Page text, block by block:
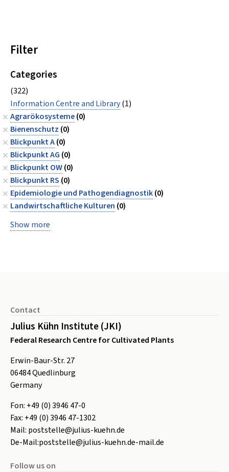
Filter
Categories
(322)
Information Centre and Library(1)
Agrarökosysteme(0)
Bienenschutz (0)
Blickpunkt A(0)
Blickpunkt AG (0)
Blickpunkt OW(0)
Blickpunkt RS (0)
Epidemiologie und Pathogendiagnostik(0)
Landwirtschaftliche Kulturen (0)
Show more
Contact
Julius Kühn Institute (JKI)
Federal Research Centre for Cultivated Plants
Erwin-Baur-Str. 27
06484Quedlinburg
Germany
Fon: +49 (0) 3946 47-0
Fax: +49 (0) 3946 47-1302
Mail: poststelle@julius-kuehn.de
De-Mail:poststelle@julius-kuehn.de-mail.de
Follow us on